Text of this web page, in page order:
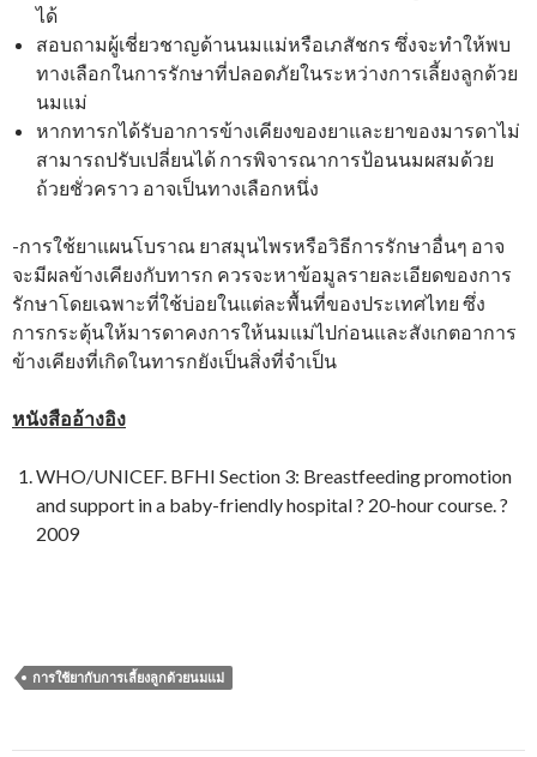
ได้
สอบถามผู้เชี่ยวชาญด้านนมแม่หรือเภสัชกร ซึ่งจะทำให้พบ
ทางเลือกในการรักษาที่ปลอดภัยในระหว่างการเลี้ยงลูกด้วย
นมแม่
หากทารกได้รับอาการข้างเคียงของยาและยาของมารดาไม่
สามารถปรับเปลี่ยนได้ การพิจารณาการป้อนนมผสมด้วย
ถ้วยชั่วคราว อาจเป็นทางเลือกหนึ่ง
-การใช้ยาแผนโบราณ ยาสมุนไพรหรือวิธีการรักษาอื่นๆ อาจ
จะมีผลข้างเคียงกับทารก ควรจะหาข้อมูลรายละเอียดของการ
รักษาโดยเฉพาะที่ใช้บ่อยในแต่ละพื้นที่ของประเทศไทย ซึ่ง
การกระตุ้นให้มารดาคงการให้นมแม่ไปก่อนและสังเกตอาการ
ข้างเคียงที่เกิดในทารกยังเป็นสิ่งที่จำเป็น
หนังสืออ้างอิง
WHO/UNICEF. BFHI Section 3: Breastfeeding promotion
and support in a baby-friendly hospital ? 20-hour course. ?
2009
การใช้ยากับการเลี้ยงลูกด้วยนมแม่